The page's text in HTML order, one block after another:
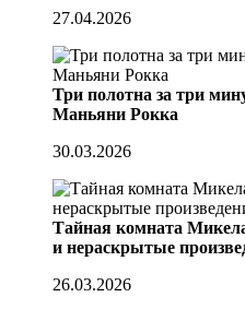
27.04.2026
Три полотна за три
Маньяни Рокка
30.03.2026
Тайная комната
и нераскрытые
26.03.2026